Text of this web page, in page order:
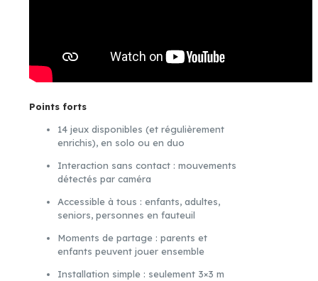
Points forts
14 jeux disponibles (et régulièrement
enrichis), en solo ou en duo
Interaction sans contact : mouvements
détectés par caméra
Accessible à tous : enfants, adultes,
seniors, personnes en fauteuil
Moments de partage : parents et
enfants peuvent jouer ensemble
Installation simple : seulement 3×3 m